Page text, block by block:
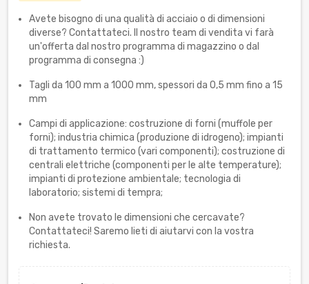
Avete bisogno di una qualità di acciaio o di dimensioni
diverse? Contattateci. Il nostro team di vendita vi farà
un'offerta dal nostro programma di magazzino o dal
programma di consegna :)
Tagli da 100 mm a 1000 mm, spessori da 0,5 mm fino a 15
mm
Campi di applicazione: costruzione di forni (muffole per
forni); industria chimica (produzione di idrogeno); impianti
di trattamento termico (vari componenti); costruzione di
centrali elettriche (componenti per le alte temperature);
impianti di protezione ambientale; tecnologia di
laboratorio; sistemi di tempra;
Non avete trovato le dimensioni che cercavate?
Contattateci! Saremo lieti di aiutarvi con la vostra
richiesta.